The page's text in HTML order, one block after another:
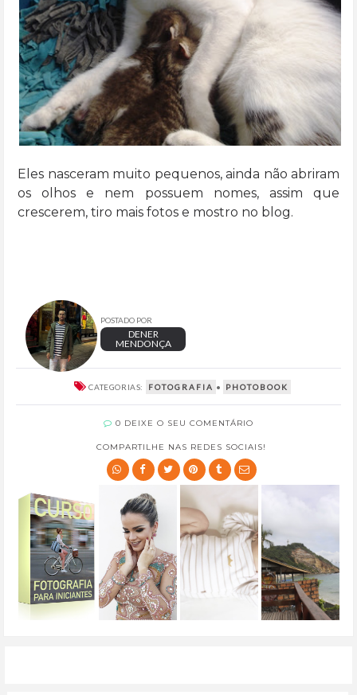
Eles nasceram muito pequenos, ainda não abriram
os olhos e nem possuem nomes, assim que
crescerem, tiro mais fotos e mostro no blog.
POSTADO POR
DENER
MENDONÇA
CATEGORIAS: FOTOGRAFIA • PHOTOBOOK
0 DEIXE O SEU COMENTÁRIO
COMPARTILHE NAS REDES SOCIAIS!